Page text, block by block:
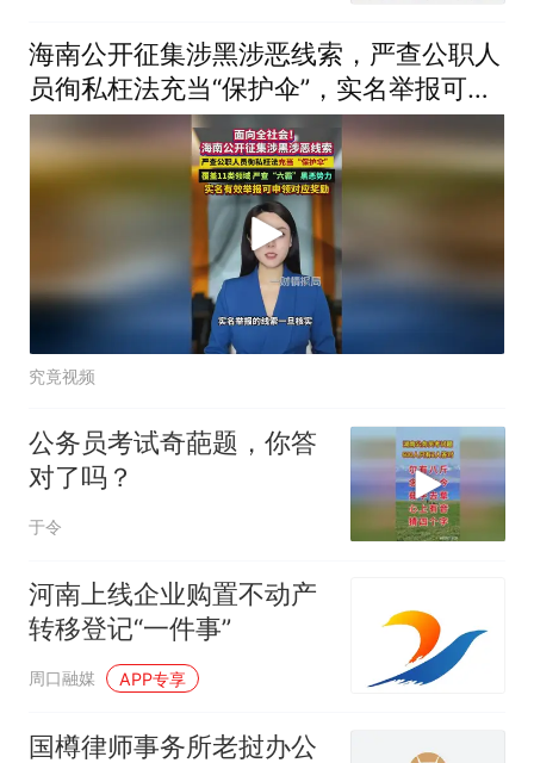
海南公开征集涉黑涉恶线索，严查公职人
员徇私枉法充当“保护伞”，实名举报可申
领奖励
究竟视频
公务员考试奇葩题，你答
对了吗？
于令
河南上线企业购置不动产
转移登记“一件事”
周口融媒 APP专享
国樽律师事务所老挝办公